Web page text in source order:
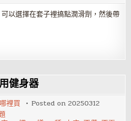
以選擇在套子裡搞點潤滑劑，然後帶
健身器
裡買 Posted on20250312